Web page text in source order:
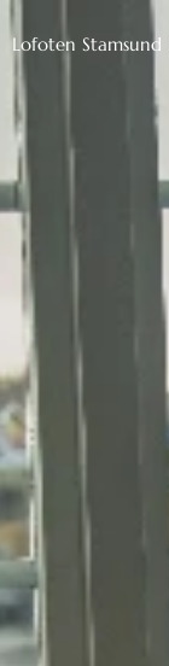
Lofoten Stamsund